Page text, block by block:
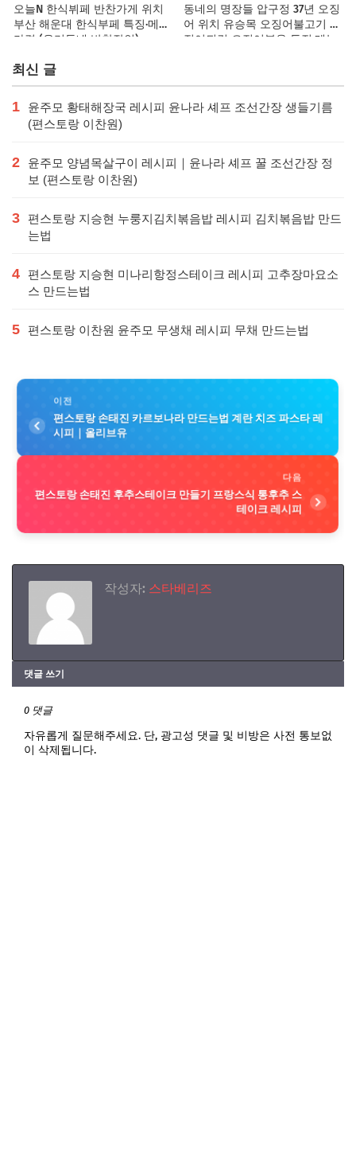
오늘N 한식뷔페 반찬가게 위치
부산 해운대 한식부페 특징·메뉴·
가격 (우리동네 반찬장인)
동네의 명장들 압구정 37년 오징
어 위치 유승목 오징어불고기 오
징어튀김 오징어볶음 특징·메뉴·
최신 글
1
윤주모 황태해장국 레시피 윤나라 셰프 조선간장 생들기름
(편스토랑 이찬원)
2
윤주모 양념목살구이 레시피｜윤나라 셰프 꿀 조선간장 정
보 (편스토랑 이찬원)
3
편스토랑 지승현 누룽지김치볶음밥 레시피 김치볶음밥 만드
는법
4
편스토랑 지승현 미나리항정스테이크 레시피 고추장마요소
스 만드는법
5 편스토랑 이찬원 윤주모 무생채 레시피 무채 만드는법
이전
편스토랑 손태진 카르보나라 만드는법 계란 치즈 파스타 레
시피｜올리브유
다음
편스토랑 손태진 후추스테이크 만들기 프랑스식 통후추 스
테이크 레시피
작성자: 스타베리즈
댓글 쓰기
0 댓글
자유롭게 질문해주세요. 단, 광고성 댓글 및 비방은 사전 통보없
이 삭제됩니다.